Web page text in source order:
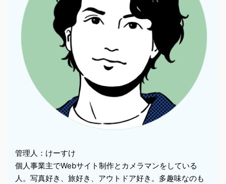
管理人：けーすけ
個人事業主でWebサイト制作とカメラマンをしている
人。写真好き、旅好き、アウトドア好き。多趣味なのも